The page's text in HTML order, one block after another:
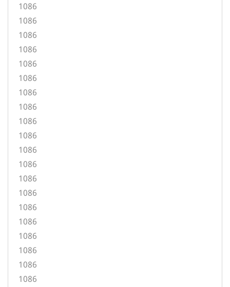
1086
1086
1086
1086
1086
1086
1086
1086
1086
1086
1086
1086
1086
1086
1086
1086
1086
1086
1086
1086